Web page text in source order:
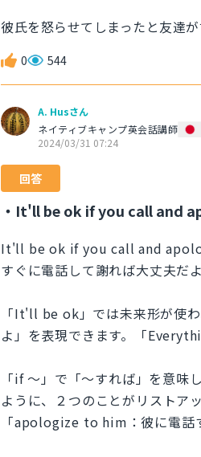
彼氏を怒らせてしまったと友達
0 544
A. Husさん
ネイティブキャンプ英会話講師
2024/03/31 07:24
回答
・It'll be ok if you call and
It'll be ok if you call and
すぐに電話して謝れば大丈夫だよ
「It'll be ok」では未来形が使
よ」を表現できます。「
「if 〜」で「〜すれば」を意
ように、２つのことがリストア
「apologize to him：彼に電話